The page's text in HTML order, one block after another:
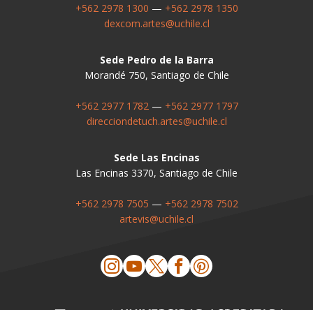
+562 2978 1300 — +562 2978 1350
dexcom.artes@uchile.cl
Sede Pedro de la Barra
Morandé 750, Santiago de Chile
+562 2977 1782— +562 2977 1797
direcciondetuch.artes@uchile.cl
Sede Las Encinas
Las Encinas 3370, Santiago de Chile
+562 2978 7505 — +562 2978 7502
artevis@uchile.cl